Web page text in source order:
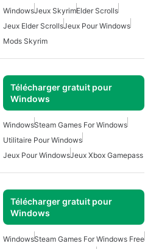
WindowsJeux SkyrimElder Scrolls
Jeux Elder ScrollsJeux Pour Windows
Mods Skyrim
Télécharger gratuit pour
Windows
WindowsSteam Games For Windows
Utilitaire Pour Windows
Jeux Pour WindowsJeux Xbox Gamepass
Télécharger gratuit pour
Windows
WindowsSteam Games For Windows Free